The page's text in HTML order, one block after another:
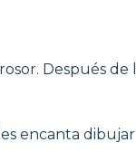
Después
encanta